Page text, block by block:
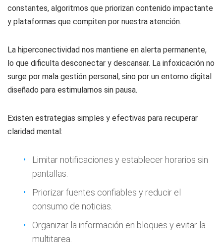
constantes, algoritmos que priorizan contenido impactante
y plataformas que compiten por nuestra atención.
La hiperconectividad nos mantiene en alerta permanente,
lo que dificulta desconectar y descansar. La infoxicación no
surge por mala gestión personal, sino por un entorno digital
diseñado para estimularnos sin pausa.
Existen estrategias simples y efectivas para recuperar
claridad mental:
Limitar notificaciones y establecer horarios sin
pantallas.
Priorizar fuentes confiables y reducir el
consumo de noticias.
Organizar la información en bloques y evitar la
multitarea.